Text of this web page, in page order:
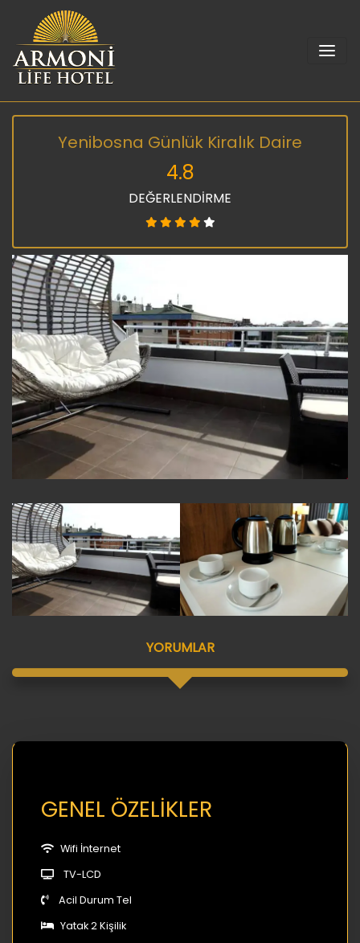
Yenibosna Günlük Kiralık Daire
4.8
DEĞERLENDİRME
YORUMLAR
GENEL ÖZELİKLER
Wifi İnternet
TV-LCD
Acil Durum Tel
Yatak 2 Kişilik